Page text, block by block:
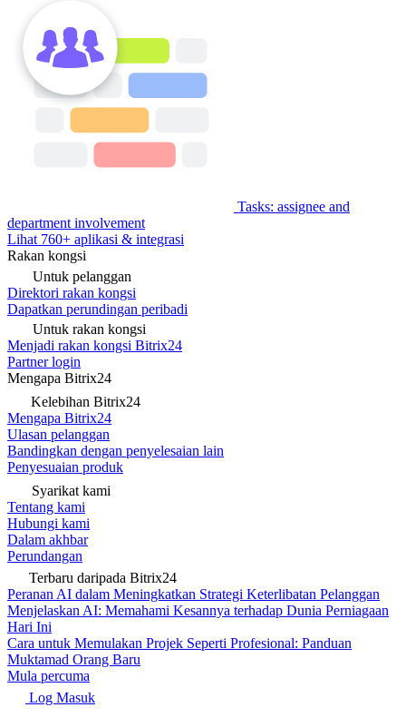
Tasks: assignee and
department involvement
Lihat 760+ aplikasi & integrasi
Rakan kongsi
Untuk pelanggan
Direktori rakan kongsi
Dapatkan perundingan peribadi
Untuk rakan kongsi
Menjadi rakan kongsi Bitrix24
Partner login
Mengapa Bitrix24
Kelebihan Bitrix24
Mengapa Bitrix24
Ulasan pelanggan
Bandingkan dengan penyelesaian lain
Penyesuaian produk
Syarikat kami
Tentang kami
Hubungi kami
Dalam akhbar
Perundangan
Terbaru daripada Bitrix24
Peranan AI dalam Meningkatkan Strategi Keterlibatan Pelanggan
Menjelaskan AI: Memahami Kesannya terhadap Dunia Perniagaan
Hari Ini
Cara untuk Memulakan Projek Seperti Profesional: Panduan
Muktamad Orang Baru
Mula percuma
Log Masuk